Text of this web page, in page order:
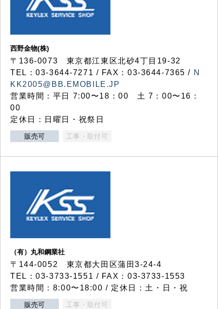
西野金物(株)
〒136-0073 東京都江東区北砂4丁目19-32
TEL：03‐3644‐7271 / FAX：03-3644-7365 / N
KK2005@BB.EMOBILE.JP
営業時間：平日 7:00〜18：00 土 7：00〜16：
00
定休日：日曜日・祝祭日
販売可 工事・取付可
（有）丸和鋼業社
〒144-0052 東京都大田区蒲田3-24-4
TEL：03-3733-1551 / FAX：03-3733-1553
営業時間：8:00〜18:00 / 定休日：土・日・祝
販売可 工事・取付可